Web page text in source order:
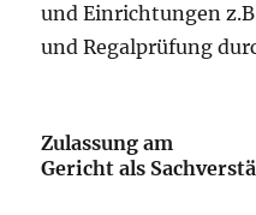
und Einrichtungen
und Regalprüfung
Zulassung am
Gericht als